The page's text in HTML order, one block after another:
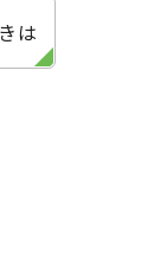
は